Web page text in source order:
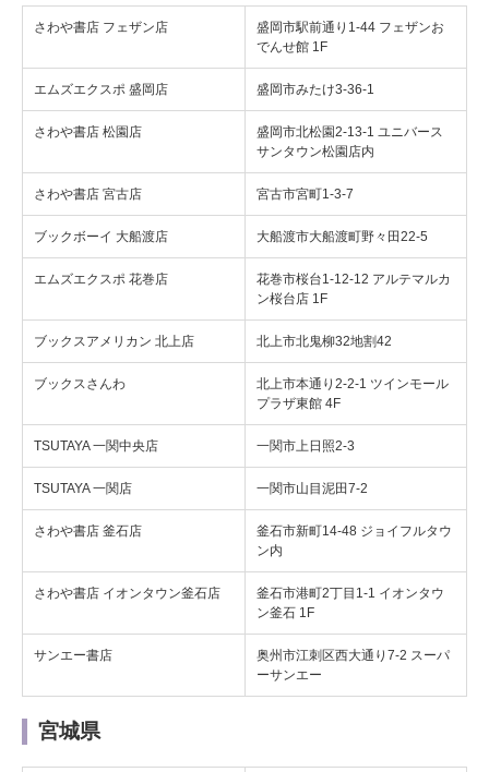
さわや書店 フェザン店
盛岡市駅前通り1-44 フェザンお
でんせ館 1F
エムズエクスポ 盛岡店 盛岡市みたけ3-36-1
さわや書店 松園店
盛岡市北松園2-13-1 ユニバース
サンタウン松園店内
さわや書店 宮古店 宮古市宮町1-3-7
ブックボーイ 大船渡店 大船渡市大船渡町野々田22-5
エムズエクスポ 花巻店
花巻市桜台1-12-12 アルテマルカ
ン桜台店 1F
ブックスアメリカン 北上店 北上市北鬼柳32地割42
ブックスさんわ
北上市本通り2-2-1 ツインモール
プラザ東館 4F
TSUTAYA 一関中央店 一関市上日照2-3
TSUTAYA 一関店 一関市山目泥田7-2
さわや書店 釜石店
釜石市新町14-48 ジョイフルタウ
ン内
さわや書店 イオンタウン釜石店
釜石市港町2丁目1-1 イオンタウ
ン釜石 1F
サンエー書店
奥州市江刺区西大通り7-2 スーパ
ーサンエー
宮城県